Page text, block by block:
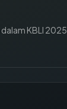
KBLI